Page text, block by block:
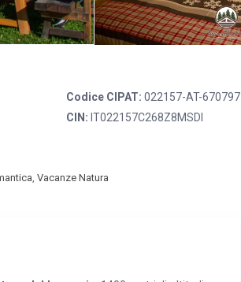
Codice CIPAT: 022157-AT-670797
CIN: IT022157C268Z8MSDI
, Vacanze Natura